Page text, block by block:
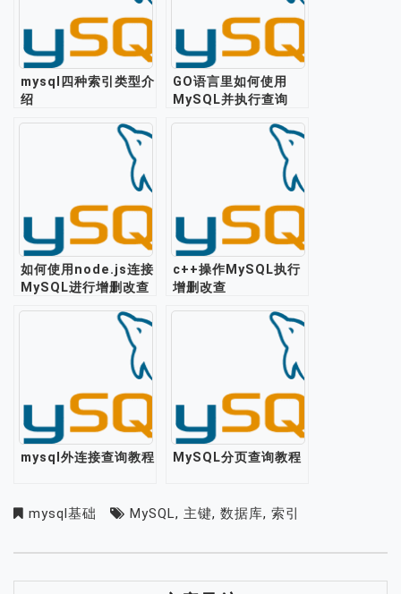
mysql四种索引类型介
绍
GO语言里如何使用
MySQL并执行查询
如何使用node.js连接
MySQL进行增删改查
c++操作MySQL执行
增删改查
mysql外连接查询教程 MySQL分页查询教程
mysql基础 MySQL, 主键, 数据库, 索引